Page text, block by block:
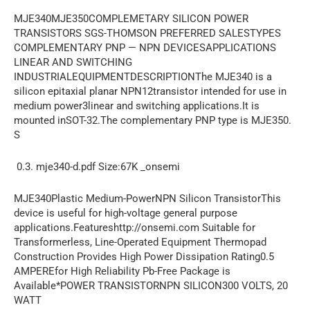
MJE340MJE350COMPLEMETARY SILICON POWER
TRANSISTORS SGS-THOMSON PREFERRED SALESTYPES
COMPLEMENTARY PNP — NPN DEVICESAPPLICATIONS
LINEAR AND SWITCHING
INDUSTRIALEQUIPMENTDESCRIPTIONThe MJE340 is a
silicon epitaxial planar NPN12transistor intended for use in
medium power3linear and switching applications.It is
mounted inSOT-32.The complementary PNP type is MJE350.
S
0.3. mje340-d.pdf Size:67K _onsemi
MJE340Plastic Medium-PowerNPN Silicon TransistorThis
device is useful for high-voltage general purpose
applications.Featureshttp://onsemi.com Suitable for
Transformerless, Line-Operated Equipment Thermopad
Construction Provides High Power Dissipation Rating0.5
AMPEREfor High Reliability Pb-Free Package is
Available*POWER TRANSISTORNPN SILICON300 VOLTS, 20
WATT